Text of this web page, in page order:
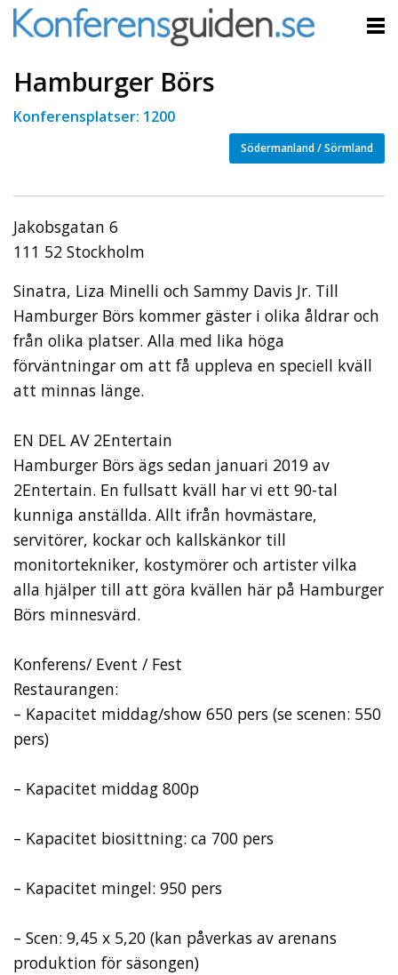
Hamburger Börs
Konferensplatser: 1200
Södermanland / Sörmland
Jakobsgatan 6
111 52 Stockholm
Sinatra, Liza Minelli och Sammy Davis Jr. Till
Hamburger Börs kommer gäster i olika åldrar och
från olika platser. Alla med lika höga
förväntningar om att få uppleva en speciell kväll
att minnas länge.
EN DEL AV 2Entertain
Hamburger Börs ägs sedan januari 2019 av
2Entertain. En fullsatt kväll har vi ett 90-tal
kunniga anställda. Allt ifrån hovmästare,
servitörer, kockar och kallskänkor till
monitortekniker, kostymörer och artister vilka
alla hjälper till att göra kvällen här på Hamburger
Börs minnesvärd.
Konferens/ Event / Fest
Restaurangen:
– Kapacitet middag/show 650 pers (se scenen: 550
pers)
– Kapacitet middag 800p
– Kapacitet biosittning: ca 700 pers
– Kapacitet mingel: 950 pers
– Scen: 9,45 x 5,20 (kan påverkas av arenans
produktion för säsongen)